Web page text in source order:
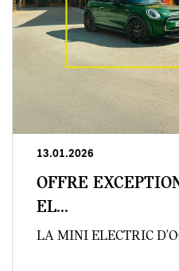
13.01.2026
OFFRE
EL...
LA MINI ELECTRIC